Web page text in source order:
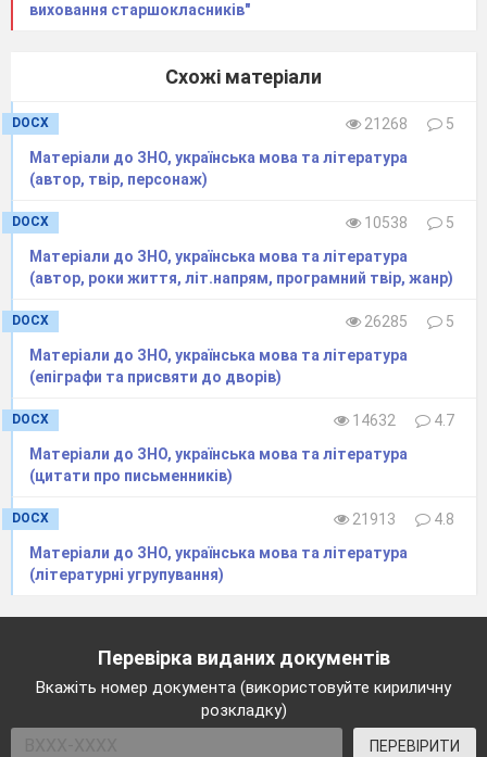
виховання старшокласників"
Схожі матеріали
DOCX 21268
5
Матеріали до ЗНО, українська мова та література
(автор, твір, персонаж)
DOCX 10538
5
Матеріали до ЗНО, українська мова та література
(автор, роки життя, літ.напрям, програмний твір, жанр)
DOCX 26285
5
Матеріали до ЗНО, українська мова та література
(епіграфи та присвяти до дворів)
DOCX 14632
4.7
Матеріали до ЗНО, українська мова та література
(цитати про письменників)
DOCX 21913
4.8
Матеріали до ЗНО, українська мова та література
(літературні угрупування)
Перевірка виданих документів
Вкажіть номер документа (використовуйте кириличну
розкладку)
ПЕРЕВІРИТИ